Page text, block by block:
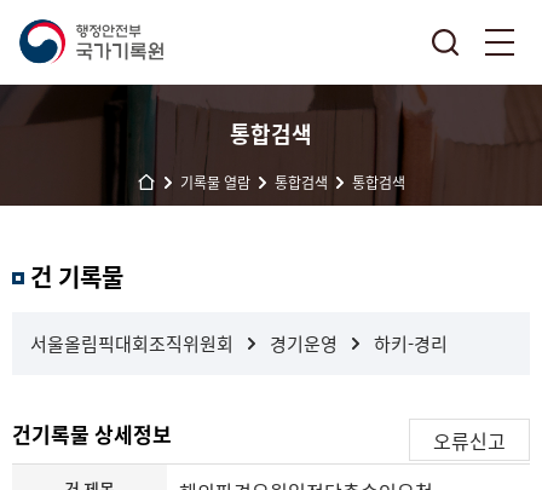
통합검색
기록물 열람 통합검색 통합검색
과 건 기록물
서울올림픽대회조직위원회 경기운영 하키-경리
건기록물 상세정보 오류신고